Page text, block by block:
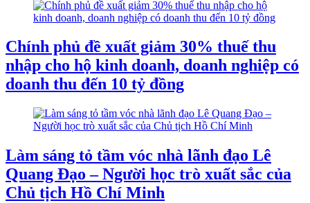
Chính phủ đề xuất giảm 30% thuế thu
nhập cho hộ kinh doanh, doanh nghiệp có
doanh thu đến 10 tỷ đồng
Làm sáng tỏ tầm vóc nhà lãnh đạo Lê
Quang Đạo – Người học trò xuất sắc của
Chủ tịch Hồ Chí Minh